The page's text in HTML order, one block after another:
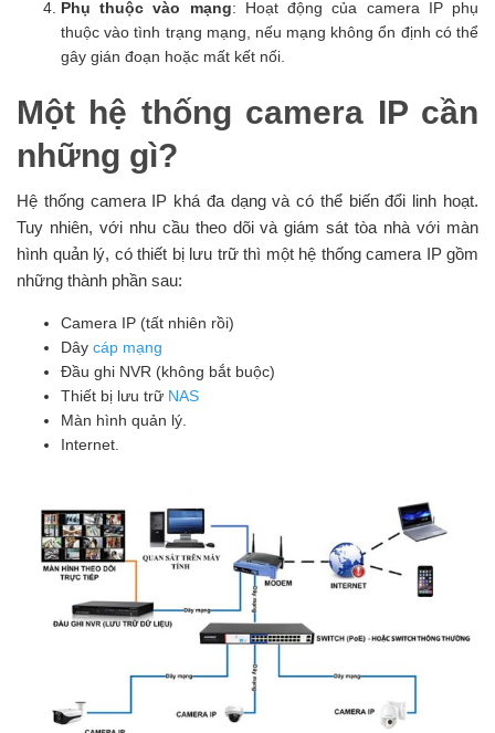
Phụ thuộc vào mạng: Hoạt động của camera IP phụ
thuộc vào tình trạng mạng, nếu mạng không ổn định có thể
gây gián đoạn hoặc mất kết nối.
Một hệ thống camera IP cần
những gì?
Hệ thống camera IP khá đa dạng và có thể biến đổi linh hoạt.
Tuy nhiên, với nhu cầu theo dõi và giám sát tòa nhà với màn
hình quản lý, có thiết bị lưu trữ thì một hệ thống camera IP gồm
những thành phần sau:
Camera IP (tất nhiên rồi)
Dây cáp mạng
Đầu ghi NVR (không bắt buộc)
Thiết bị lưu trữ NAS
Màn hình quản lý.
Internet.